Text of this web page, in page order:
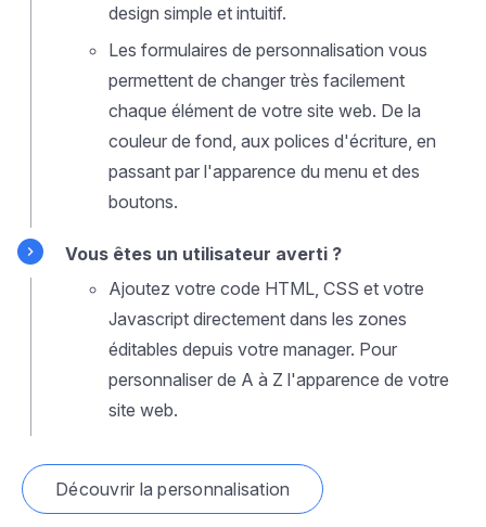
design simple et intuitif.
Les formulaires de personnalisation vous
permettent de changer très facilement
chaque élément de votre site web. De la
couleur de fond, aux polices d'écriture, en
passant par l'apparence du menu et des
boutons.
Vous êtes un utilisateur averti ?
Ajoutez votre code HTML, CSS et votre
Javascript directement dans les zones
éditables depuis votre manager. Pour
personnaliser de A à Z l'apparence de votre
site web.
Découvrir la personnalisation